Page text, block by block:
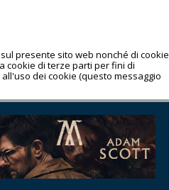
presente sito web nonché di cookie
cookie di terze parti per fini di
dei cookie (questo messaggio